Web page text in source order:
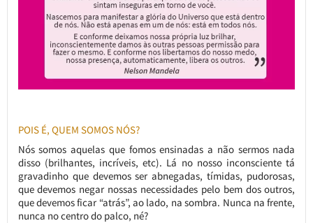
POIS É, QUEM SOMOS NÓS?
Nós somos aquelas que fomos ensinadas a não sermos nada
disso (brilhantes, incríveis, etc). Lá no nosso inconsciente tá
gravadinho que devemos ser abnegadas, tímidas, pudorosas,
que devemos negar nossas necessidades pelo bem dos outros,
que devemos ficar “atrás”, ao lado, na sombra. Nunca na frente,
nunca no centro do palco, né?